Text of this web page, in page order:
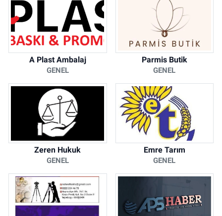
A Plast Ambalaj
GENEL
Parmis Butik
GENEL
Zeren Hukuk
GENEL
Emre Tarım
GENEL